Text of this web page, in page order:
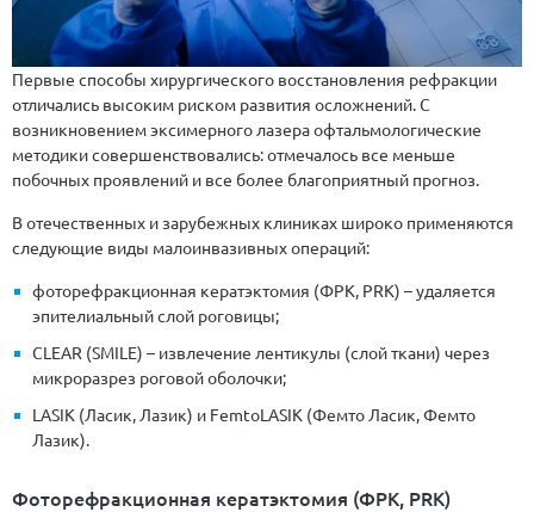
Первые способы хирургического восстановления рефракции
отличались высоким риском развития осложнений. С
возникновением эксимерного лазера офтальмологические
методики совершенствовались: отмечалось все меньше
побочных проявлений и все более благоприятный прогноз.
В отечественных и зарубежных клиниках широко применяются
следующие виды малоинвазивных операций:
фоторефракционная кератэктомия (ФРК, PRK) – удаляется
эпителиальный слой роговицы;
CLEAR (SMILE) – извлечение лентикулы (слой ткани) через
микроразрез роговой оболочки;
LASIK (Ласик, Лазик) и FemtoLASIK (Фемто Ласик, Фемто
Лазик).
Фоторефракционная кератэктомия (ФРК, PRK)